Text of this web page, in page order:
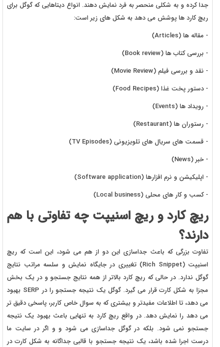
جدا کرده و به شکلی منحصر به فرد نمایش دهند. انواع دیتاهایی که گوگل برای
ریچ کارد ها پوشش می دهد به شکل های زیر است:
- مقاله ها (Articles)
- بررسی کتاب ها (Book review)
- نقد و بررسی فیلم (Movie Review)
- دستور پخت غذا (Food Recipes)
- رویداد ها (Events)
- رستوران ها (Restaurant)
- قسمت های سریال های تلویزیونی (TV Episodes)
- خبر (News)
- اپلیکیشن و نرم افزارها (Software application)
- کسب و کار های محلی (Local business)
ریچ کارد و ریچ اسنیپت چه تفاوتی با هم
دارند؟
تفاوت بزرگی که باعث جداسازی این دو از هم می شود، این است که ریچ
اسنیپت (Rich Snippet) تغییری در جایگاه نمایش و سلسه مراتب نتایج
گوگل ندارد. در حالی که ریچ کارد بالاتر از همه نتایج جستجو و در یک بخش
مجزا به شکل کارت قرار می گیرد. گوگل یک نتیجه جستجو را در SERP بهبود
می دهد، تا اطلاعات مفیدتر و بیشتری که به سوال خاص کاربر، پاسخی دقیق تر
می دهد را نمایش دهد. در واقع ریچ کارد به تنهایی باعث بهبود یک نتیجه
جستجو نمی شود. بلکه در گوگل جداسازی می شود و و اگر در سایت ما
درست اجرا شده باشد، یک نتیجه جستجو با قالبی جداگانه به شکل کارت در